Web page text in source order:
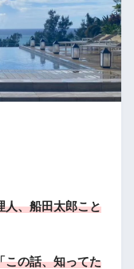
人、船田太郎こと
この話、知ってた